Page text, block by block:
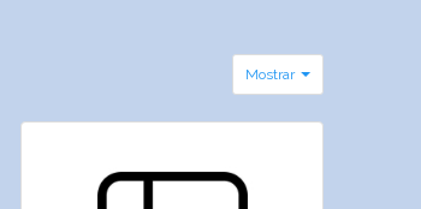
Mostrar